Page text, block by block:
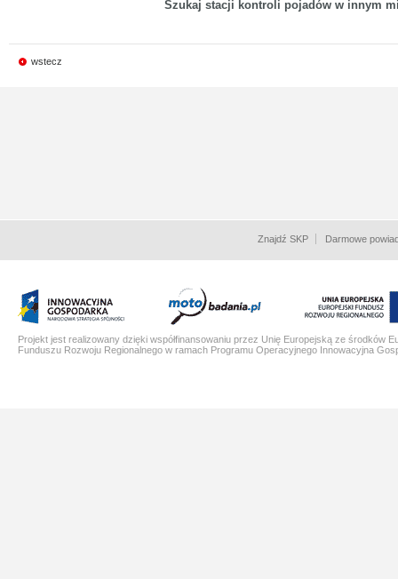
Szukaj stacji kontroli pojadów w innym
wstecz
Znajdź SKP Darmowe
Projekt jest realizowany dzięki współfinansowaniu przez Unię Europejską ze środków
Funduszu Rozwoju Regionalnego w ramach Programu Operacyjnego Innowacyjna